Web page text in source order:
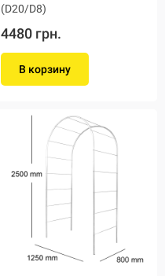
(D20/D8)
4480 грн.
В корзину